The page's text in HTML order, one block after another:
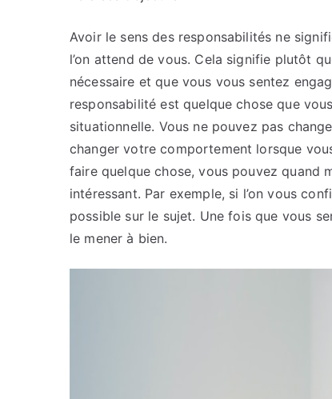
Avoir le sens des responsabilités ne
l’on attend de vous. Cela signifie plutôt
nécessaire et que vous vous sentez
responsabilité est quelque chose que
situationnelle. Vous ne pouvez pas
changer votre comportement lorsque
faire quelque chose, vous pouvez quand
intéressant. Par exemple, si l’on vous
possible sur le sujet. Une fois que vous
le mener à bien.